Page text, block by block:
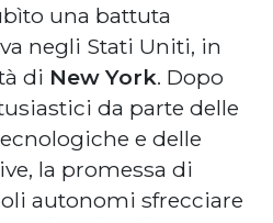
una battuta
negli Stati Uniti, in
di New York. Dopo
da parte delle
e delle
la promessa di
autonomi sfrecciare